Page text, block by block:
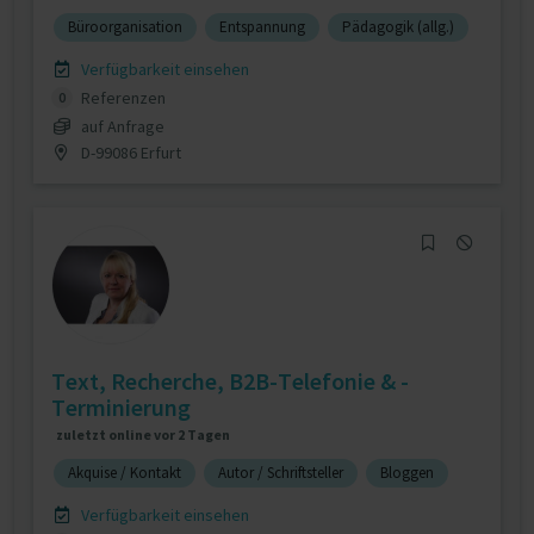
Büroorganisation Entspannung Pädagogik (allg.)
Verfügbarkeit einsehen
0
Referenzen
auf Anfrage
D-99086 Erfurt
Text, Recherche, B2B-Telefonie & -
Terminierung
zuletzt online vor 2 Tagen
Akquise / Kontakt Autor / Schriftsteller Bloggen
Verfügbarkeit einsehen